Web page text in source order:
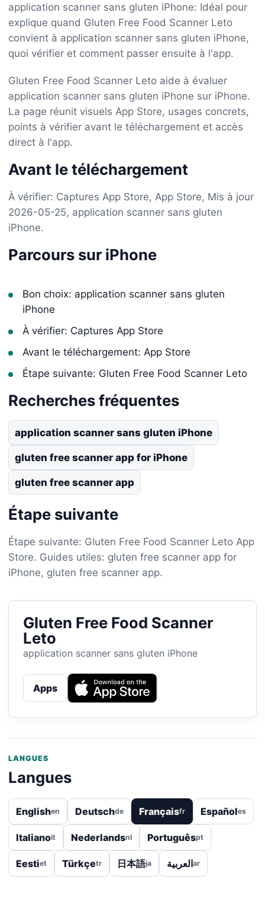
application scanner sans gluten iPhone: Idéal pour
explique quand Gluten Free Food Scanner Leto
convient à application scanner sans gluten iPhone,
quoi vérifier et comment passer ensuite à l'app.
Gluten Free Food Scanner Leto aide à évaluer
application scanner sans gluten iPhone sur iPhone.
La page réunit visuels App Store, usages concrets,
points à vérifier avant le téléchargement et accès
direct à l'app.
Avant le téléchargement
À vérifier: Captures App Store, App Store, Mis à jour
2026-05-25, application scanner sans gluten
iPhone.
Parcours sur iPhone
Bon choix: application scanner sans gluten
iPhone
À vérifier: Captures App Store
Avant le téléchargement: App Store
Étape suivante: Gluten Free Food Scanner Leto
Recherches fréquentes
application scanner sans gluten iPhone
gluten free scanner app for iPhone
gluten free scanner app
Étape suivante
Étape suivante: Gluten Free Food Scanner Leto App
Store. Guides utiles: gluten free scanner app for
iPhone, gluten free scanner app.
Gluten Free Food Scanner
Leto
application scanner sans gluten iPhone
Apps
LANGUES
Langues
Englishen Deutschde Françaisfr Españoles
Italianoit Nederlandsnl Portuguêspt
Eestiet Türkçetr 日本語ja العربيةar